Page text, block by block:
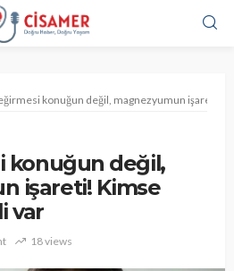
konuğun değil, magnezyumun işareti!
konuğun değil,
işareti! Kimse
var
18 views